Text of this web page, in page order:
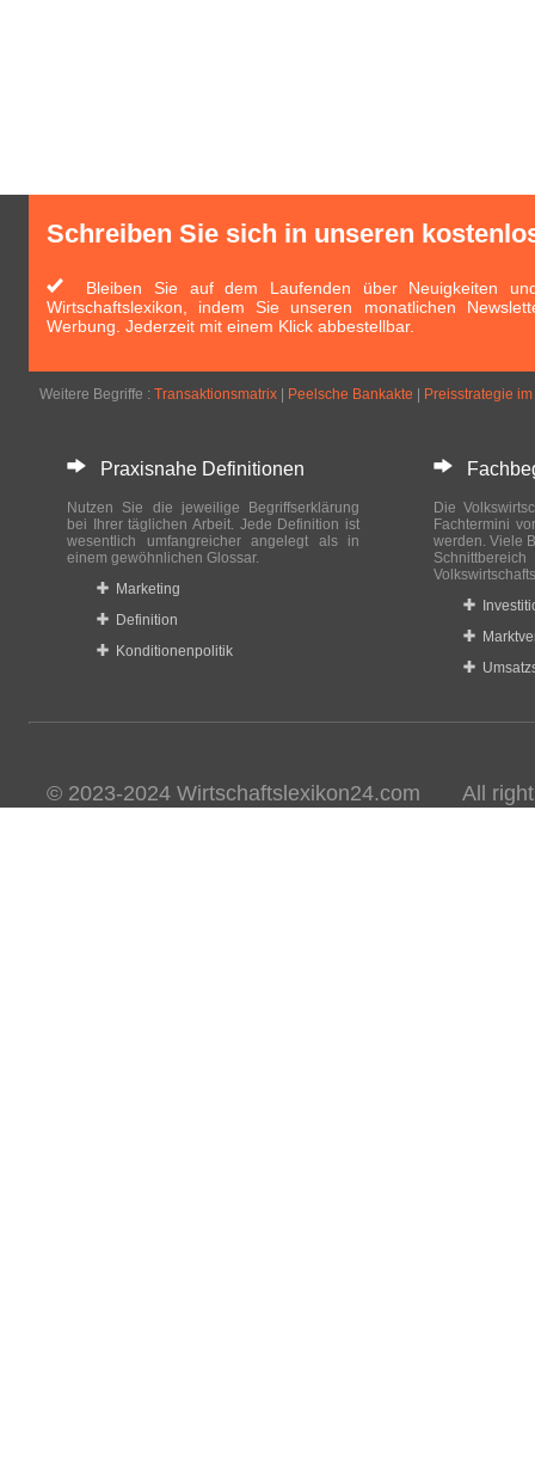
Schreiben Sie sich in unseren
Bleiben Sie auf dem Laufenden über Neuigkeiten
Wirtschaftslexikon, indem Sie unseren monatlichen
Werbung. Jederzeit mit einem Klick abbestellbar.
Weitere Begriffe : Transaktionsmatrix Peelsche Bankakte Preisstrategie
Praxisnahe Definitionen
Nutzen Sie die jeweilige Begriffserklärung
bei Ihrer täglichen Arbeit. Jede Definition ist
wesentlich umfangreicher angelegt als in
einem gewöhnlichen Glossar.
Marketing
Definition
Konditionenpolitik
Die
Fachtermini
werden. Viele
© 2023-2024 Wirtschaftslexikon24.com All